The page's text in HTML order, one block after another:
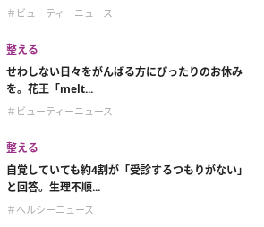
＃ビューティーニュース
整える
せわしない日々をがんばる方にぴったりのお休み
を。花王「melt...
＃ビューティーニュース
整える
自覚していても約4割が「受診するつもりがない」
と回答。生理不順...
＃ヘルシーニュース